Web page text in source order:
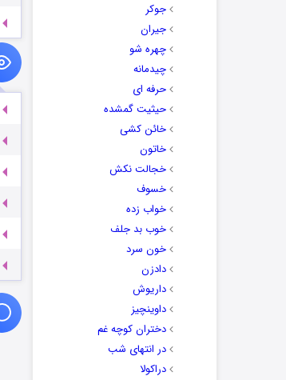
جوکر
جیران
چهره شو
چیدمانه
حرفه ای
حیثیت گمشده
خائن کشی
خاتون
خجالت نکش
خسوف
خواب زده
خوب بد جلف
خون سرد
دادزن
داریوش
داوینچیز
دختران کوچه غم
در انتهای شب
دراکولا